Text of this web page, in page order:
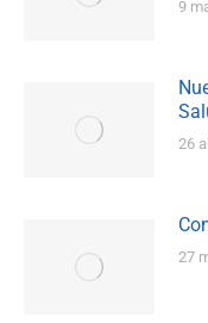
9
26
27